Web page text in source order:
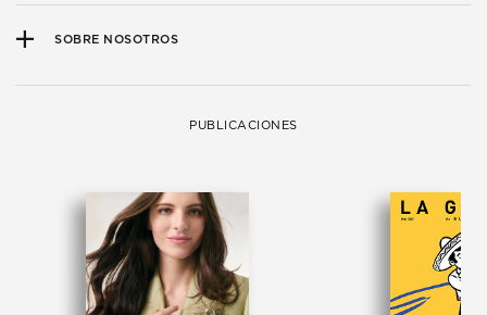
SOBRE NOSOTROS
PUBLICACIONES